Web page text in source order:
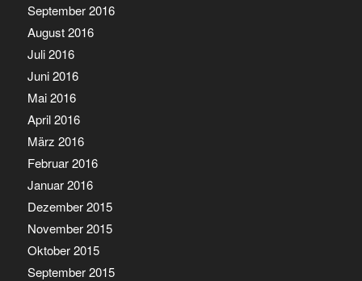
September 2016
August 2016
Juli 2016
Juni 2016
Mai 2016
April 2016
März 2016
Februar 2016
Januar 2016
Dezember 2015
November 2015
Oktober 2015
September 2015